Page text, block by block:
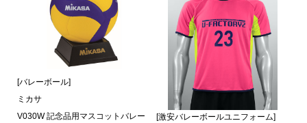
[バレーボール]
ミカサ
V030W 記念品用マスコットバレー
[激安バレーボールユニフォーム]